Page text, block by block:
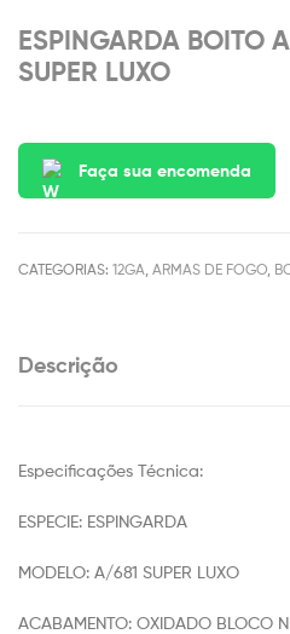
ESPINGARDA BOITO
SUPER LUXO
Faça sua encomenda
CATEGORIAS: 12GA ARMAS DE FOGO
Descrição
Especificações Técnica:
ESPECIE: ESPINGARDA
MODELO: A/681 SUPER LUXO
ACABAMENTO: OXIDADO BLOCO